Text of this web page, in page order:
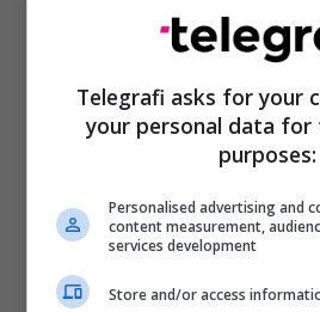
Telegrafi asks for your
your personal data
purposes:
Personalised advertising and
content measurement,
services development
Store and/or access